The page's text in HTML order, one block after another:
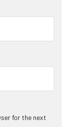
for the next